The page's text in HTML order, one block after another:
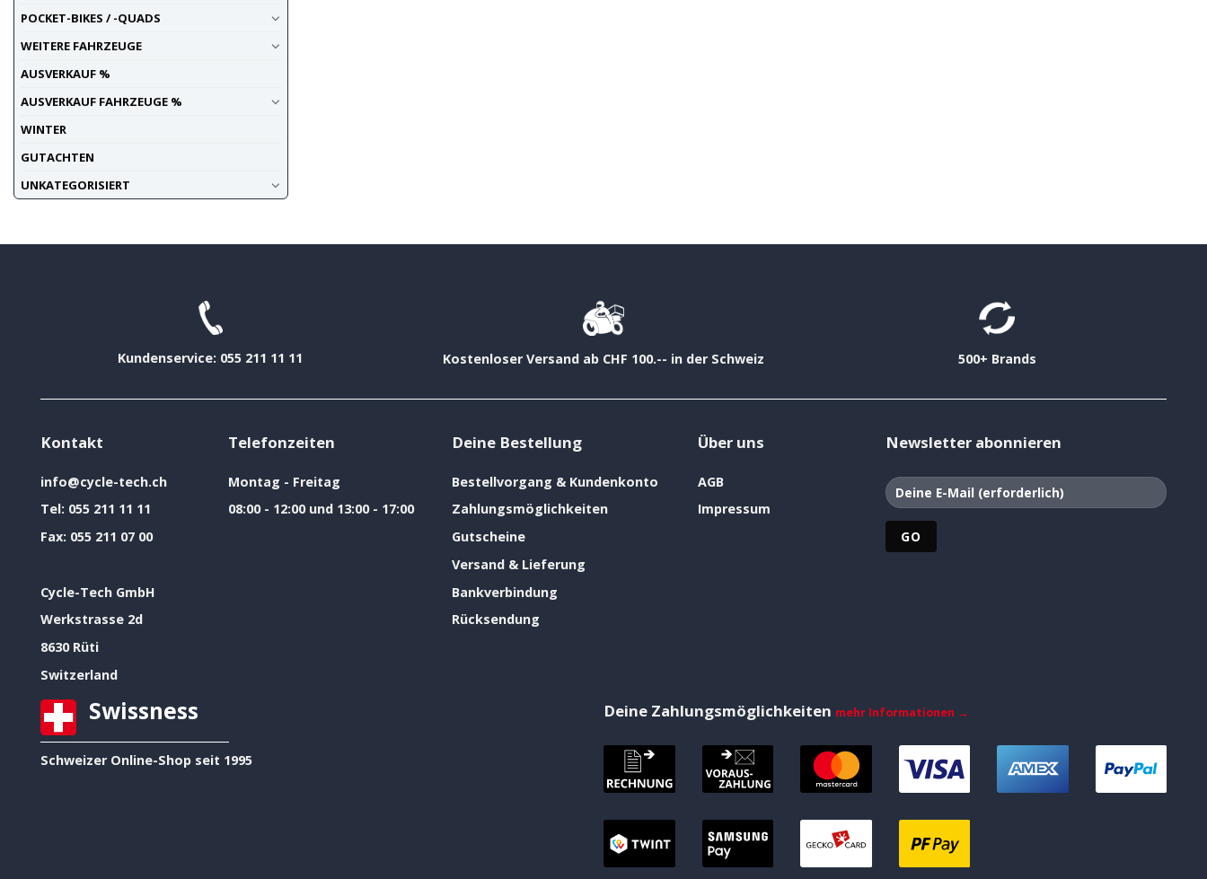
POCKET-BIKES / -QUADS
WEITERE FAHRZEUGE
AUSVERKAUF %
AUSVERKAUF FAHRZEUGE %
WINTER
GUTACHTEN
UNKATEGORISIERT
Kundenservice: 055 211 11 11 Kostenloser Versand ab CHF 100.-- in der Schweiz 500+ Brands
Kontakt
info@cycle-tech.ch
Tel: 055 211 11 11
Fax: 055 211 07 00
Cycle-Tech GmbH
Werkstrasse 2d
8630 Rüti
Switzerland
Telefonzeiten
Montag - Freitag
08:00 - 12:00 und 13:00 - 17:00
Deine Bestellung
Bestellvorgang & Kundenkonto
Zahlungsmöglichkeiten
Gutscheine
Versand & Lieferung
Bankverbindung
Rücksendung
Über uns
AGB
Impressum
Newsletter abonnieren
Swissness
Schweizer Online-Shop seit 1995
Deine Zahlungsmöglichkeiten mehr Informationen →